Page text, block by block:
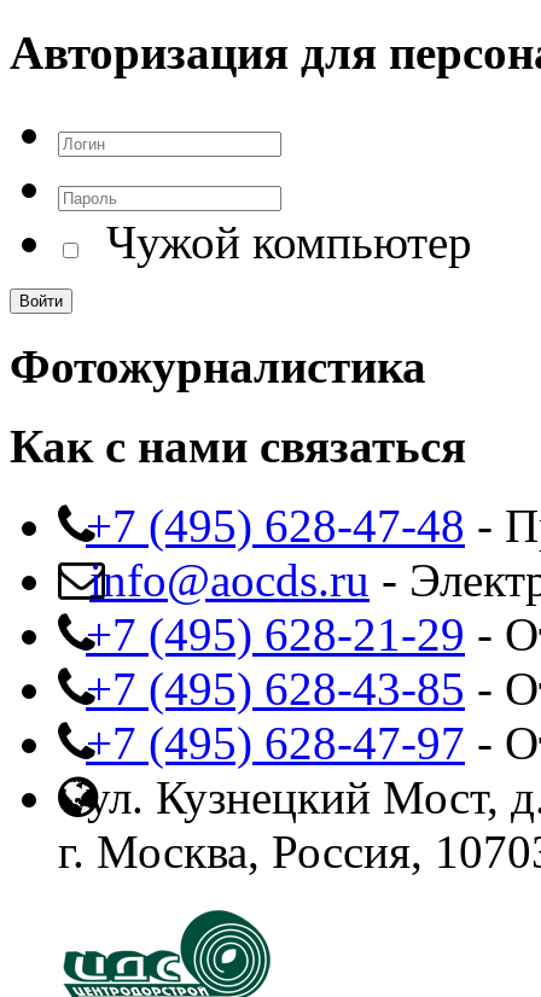
Авторизация для
Чужой компьютер
Фотожурналистика
Как с нами связаться
+7 (495) 628-47-48 -
info@aocds.ru -
+7 (495) 628-21-29 -
+7 (495) 628-43-85 -
+7 (495) 628-47-97 -
ул. Кузнецкий Мост,
г. Москва, Россия,